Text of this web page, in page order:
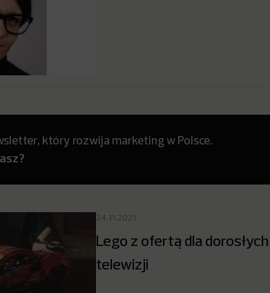
który rozwija marketing w Polsce.
24.11.2021
Lego z ofertą dla
telewizji